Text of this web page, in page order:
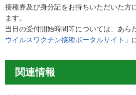
接種券及び身分証をお持ちいただいた方
ます。
当日の受付開始時間等については、あら
ウイルスワクチン接種ポータルサイト」
関連情報